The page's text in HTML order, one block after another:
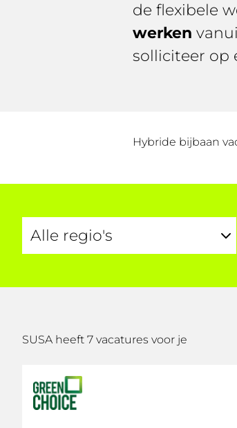
de flexibele
werken
solliciteer op
Hybride bijbaan
SUSA heeft 7 vacatures voor je